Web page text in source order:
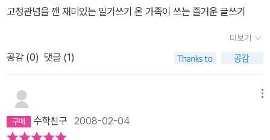
고정관념을 깬 재미있는 일기쓰기 온 가족이 쓰는 즐거운 글쓰기
더보기
공감 (0) 댓글 (1)
수학친구 2008-02-04